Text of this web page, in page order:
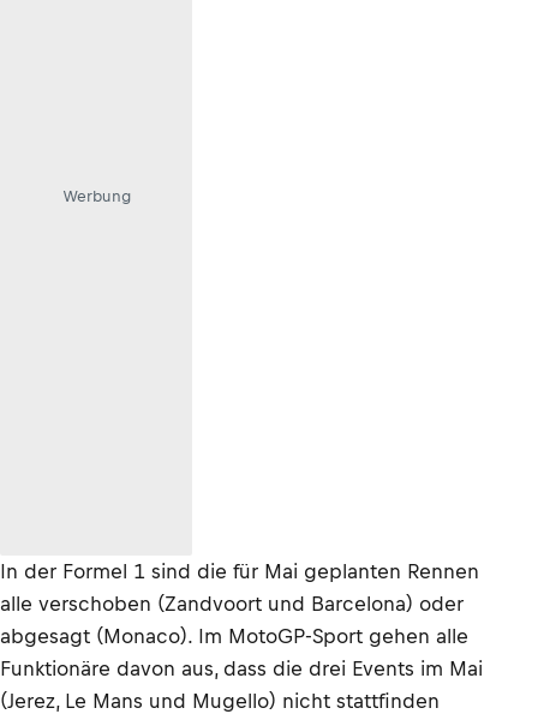
Werbung
In der Formel 1 sind die für Mai geplanten Rennen
alle verschoben (Zandvoort und Barcelona) oder
abgesagt (Monaco). Im MotoGP-Sport gehen alle
Funktionäre davon aus, dass die drei Events im Mai
(Jerez, Le Mans und Mugello) nicht stattfinden